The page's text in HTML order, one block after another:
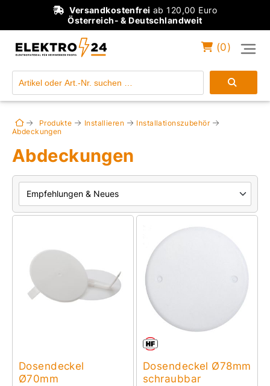
Versandkostenfrei ab 120,00 Euro
Österreich- & Deutschlandweit
Einloggen
(0)
Produkte Installieren
Installationszubehör
Abdeckungen
Abdeckungen
Dosendeckel
Ø70mm
Dosendeckel Ø78mm
schraubbar